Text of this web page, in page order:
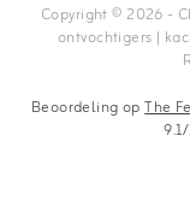
Copyright © 2026 -
ontvochtigers |
Beoordeling opThe